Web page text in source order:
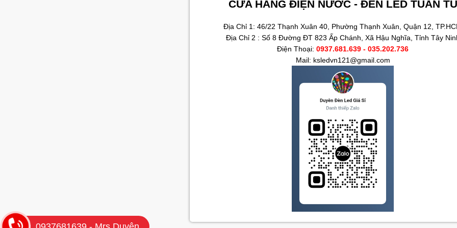
CỬA HÀNG ĐIỆN NƯỚC - ĐÈN LED TUẤN TÚ
Địa Chỉ 1: 46/22 Thạnh Xuân 40, Phường Thạnh Xuân, Quận 12,
Địa Chỉ 2 : Số 8 Đường ĐT 823 Ấp Chánh, Xã Hậu Nghĩa, Tỉnh Tây
Điện Thoại: 0937.681.639 - 035.202.736
Mail: ksledvn121@gmail.com